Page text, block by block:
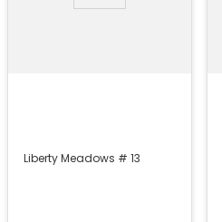
Liberty Meadows # 13